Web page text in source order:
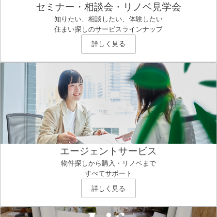
セミナー・相談会・リノベ見学会
知りたい、相談したい、体験したい
住まい探しのサービスラインナップ
詳しく見る
エージェントサービス
物件探しから購入・リノベまで
すべてサポート
詳しく見る